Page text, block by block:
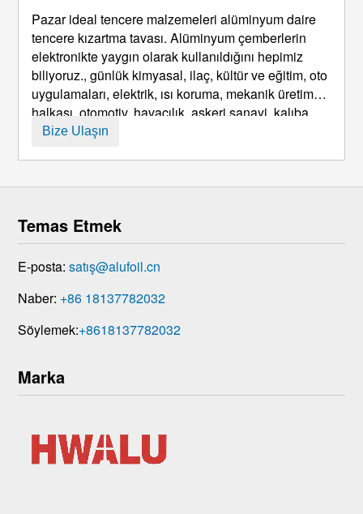
Pazar ideal tencere malzemeleri alüminyum daire
tencere kızartma tavası. Alüminyum çemberlerin
elektronikte yaygın olarak kullanıldığını hepimiz
biliyoruz., günlük kimyasal, ilaç, kültür ve eğitim, oto
uygulamaları, elektrik, ısı koruma, mekanik üretim
halkası, otomotiv, havacılık, askeri sanayi, kalıba
dökmek, yapı, baskı ve diğer endüstriler. Mutfak
Bize Ulaşın
Temas Etmek
E-posta:satış@alufoil.cn
Naber: +86 18137782032
Söylemek:+8618137782032
Marka